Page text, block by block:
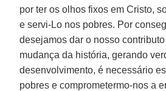
por ter os olhos fixos em Cristo,
e servi-Lo nos pobres. Por
desejamos dar o nosso
mudança da história, gerando
desenvolvimento, é necessário
pobres e comprometermo-nos a